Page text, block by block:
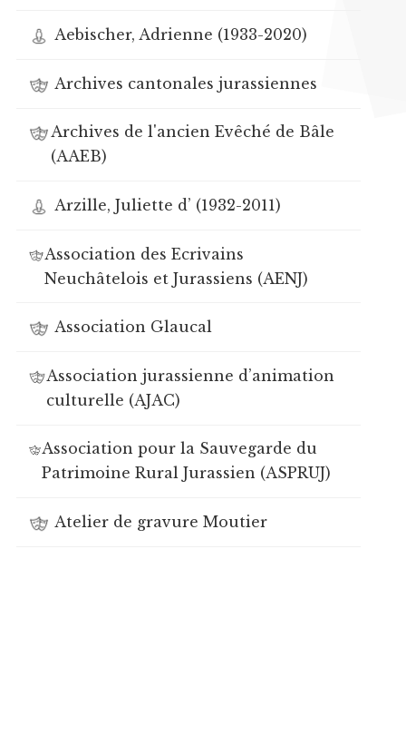
Aebischer, Adrienne (1933-2020)
Archives cantonales jurassiennes
Archives de l'ancien Evêché de Bâle
(AAEB)
Arzille, Juliette d’ (1932-2011)
Association des Ecrivains
Neuchâtelois et Jurassiens (AENJ)
Association Glaucal
Association jurassienne d’animation
culturelle (AJAC)
Association pour la Sauvegarde du
Patrimoine Rural Jurassien (ASPRUJ)
Atelier de gravure Moutier